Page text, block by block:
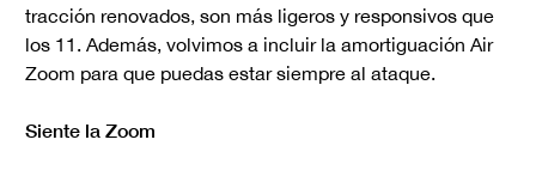
tracción renovados, son más ligeros y responsivos que
los 11. Además, volvimos a incluir la amortiguación Air
Zoom para que puedas estar siempre al ataque.
Siente la Zoom